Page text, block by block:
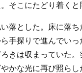
そこにたどり着くと
落とした。床に落
手探りで進んでい
きは収まっていた
かな光に再び照ら